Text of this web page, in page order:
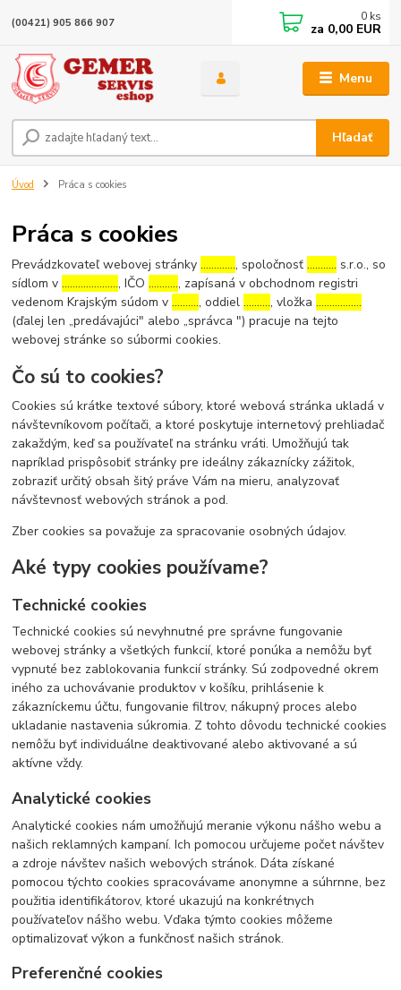
Menu
Hľadať
(00421) 905 866 907 0 ks
za 0,00 EUR
Úvod Práca s cookies
Práca s cookies
Prevádzkovateľ webovej stránky…………., spoločnosť……….. s.r.o., so
sídlom v…………………, IČO……….., zapísaná v obchodnom registri
vedenom Krajským súdom v………., oddiel………., vložka……………..
(ďalej len „predávajúci" alebo „správca ") pracuje na tejto
webovej stránke so súbormi cookies.
Čo sú to cookies?
Cookies sú krátke textové súbory, ktoré webová stránka ukladá v
návštevníkovom počítači, a ktoré poskytuje internetový prehliadač
zakaždým, keď sa používateľ na stránku vráti. Umožňujú tak
napríklad prispôsobiť stránky pre ideálny zákaznícky zážitok,
zobraziť určitý obsah šitý práve Vám na mieru, analyzovať
návštevnosť webových stránok a pod.
Zber cookies sa považuje za spracovanie osobných údajov.
Aké typy cookies používame?
Technické cookies
Technické cookies sú nevyhnutné pre správne fungovanie
webovej stránky a všetkých funkcií, ktoré ponúka a nemôžu byť
vypnuté bez zablokovania funkcií stránky. Sú zodpovedné okrem
iného za uchovávanie produktov v košíku, prihlásenie k
zákazníckemu účtu, fungovanie filtrov, nákupný proces alebo
ukladanie nastavenia súkromia. Z tohto dôvodu technické cookies
nemôžu byť individuálne deaktivované alebo aktivované a sú
aktívne vždy.
Analytické cookies
Analytické cookies nám umožňujú meranie výkonu nášho webu a
našich reklamných kampaní. Ich pomocou určujeme počet návštev
a zdroje návštev našich webových stránok. Dáta získané
pomocou týchto cookies spracovávame anonymne a súhrnne, bez
použitia identifikátorov, ktoré ukazujú na konkrétnych
používateľov nášho webu. Vďaka týmto cookies môžeme
optimalizovať výkon a funkčnosť našich stránok.
Preferenčné cookies